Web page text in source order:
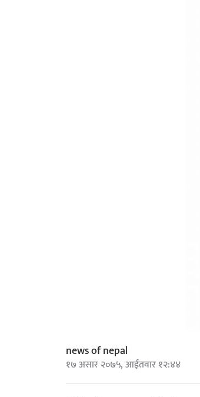
news of nepal
१७ असार २०७५, आईतवार १२:४४